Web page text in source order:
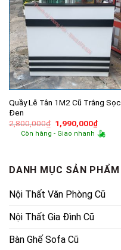
Quầy Lễ Tân 1M2 Cũ Trắng Sọc
Đen
2,800,000₫ Giá
gốc
là:
1,990,000₫Giá
hiện
tại
Còn hàng - Giao nhanh
DANH MỤC SẢN PHẨM
Nội Thất Văn Phòng Cũ
Nội Thất Gia Đình Cũ
Bàn Ghế Sofa Cũ